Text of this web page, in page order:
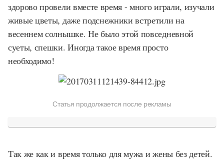
здорово провели вместе время - много играли, изучали
живые цветы, даже подснежники встретили на
весеннем солнышке. Не было этой повседневной
суеты, спешки. Иногда такое время просто
необходимо!
Статья продолжается после рекламы
Так же как и время только для мужа и жены без детей.